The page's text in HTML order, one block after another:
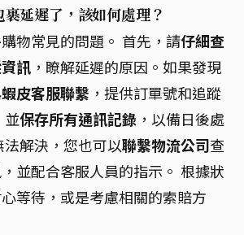
延遲了，該如何處理？
物常見的問題。 首先，請仔細查
訊 ，瞭解延遲的原因。如果發現
皮客服聯繫 ，提供訂單號和追蹤
並保存所有通訊記錄 ，以備日後處
解決，您也可以聯繫物流公司查
並配合客服人員的指示。 根據狀
等待，或是考慮相關的索賠方